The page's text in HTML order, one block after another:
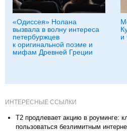
«Одиссея» Нолана
вызвала в волну интереса
петербуржцев
к оригинальной поэме и
мифам Древней Греции
и
ИНТЕРЕСНЫЕ ССЫЛКИ
Т2 продлевает акцию в роуминге:
пользоваться безлимитным